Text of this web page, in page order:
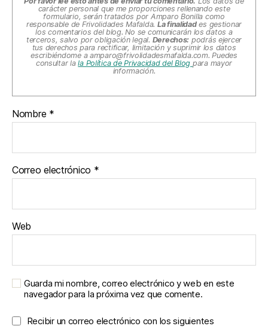
carácter personal que me proporciones rellenando este
formulario, serán tratados por Amparo Bonilla como
responsable de Frivolidades Mafalda. La finalidades gestionar
los comentarios del blog. No se comunicarán los datos a
terceros, salvo por obligación legal. Derechos: podrás ejercer
tus derechos para rectificar, limitación y suprimir los datos
escribiéndome a amparo@frivolidadesmafalda.com. Puedes
consultar lala Política de Privacidad del Blog para mayor
información.
Nombre *
Correo electrónico *
Web
Guarda mi nombre, correo electrónico y web en este
navegador para la próxima vez que comente.
Recibir un correo electrónico con los siguientes